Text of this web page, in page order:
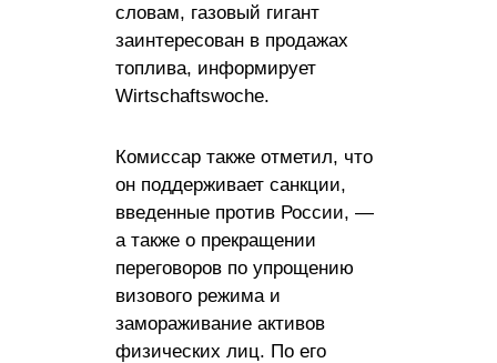
словам, газовый гигант
заинтересован в продажах
топлива, информирует
Wirtschaftswoche.
Комиссар также отметил, что
он поддерживает санкции,
введенные против России, —
а также о прекращении
переговоров по упрощению
визового режима и
замораживание активов
физических лиц. По его